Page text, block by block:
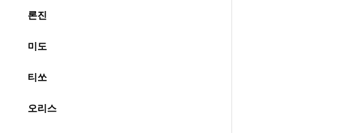
론진
미도
티쏘
오리스